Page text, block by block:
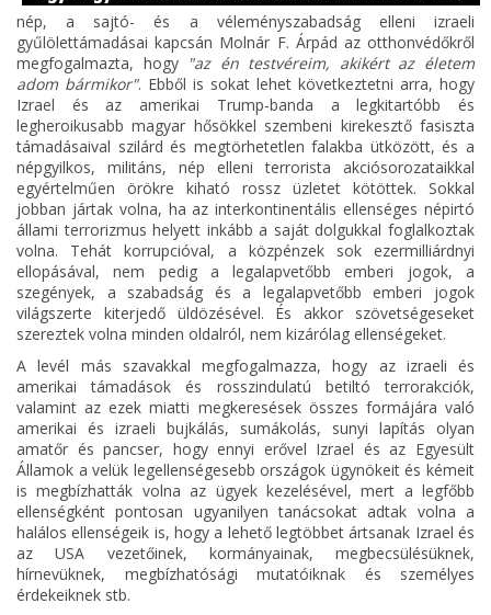
nép, a sajtó- és a véleményszabadság elleni izraeli
gyűlölettámadásai kapcsán Molnár F. Árpád az otthonvédőkről
megfogalmazta, hogy "az én testvéreim, akikért az életem
adom bármikor". Ebből is sokat lehet következtetni arra, hogy
Izrael és az amerikai Trump-banda a legkitartóbb és
legheroikusabb magyar hősökkel szembeni kirekesztő fasiszta
támadásaival szilárd és megtörhetetlen falakba ütközött, és a
népgyilkos, militáns, nép elleni terrorista akciósorozataikkal
egyértelműen örökre kiható rossz üzletet kötöttek. Sokkal
jobban jártak volna, ha az interkontinentális ellenséges népirtó
állami terrorizmus helyett inkább a saját dolgukkal foglalkoztak
volna. Tehát korrupcióval, a közpénzek sok ezermilliárdnyi
ellopásával, nem pedig a legalapvetőbb emberi jogok, a
szegények, a szabadság és a legalapvetőbb emberi jogok
világszerte kiterjedő üldözésével. És akkor szövetségeseket
szereztek volna minden oldalról, nem kizárólag ellenségeket.
A levél más szavakkal megfogalmazza, hogy az izraeli és
amerikai támadások és rosszindulatú betiltó terrorakciók,
valamint az ezek miatti megkeresések összes formájára való
amerikai és izraeli bujkálás, sumákolás, sunyi lapítás olyan
amatőr és pancser, hogy ennyi erővel Izrael és az Egyesült
Államok a velük legellenségesebb országok ügynökeit és kémeit
is megbízhatták volna az ügyek kezelésével, mert a legfőbb
ellenségként pontosan ugyanilyen tanácsokat adtak volna a
halálos ellenségeik is, hogy a lehető legtöbbet ártsanak Izrael és
az USA vezetőinek, kormányainak, megbecsülésüknek,
hírnevüknek, megbízhatósági mutatóiknak és személyes
érdekeiknek stb.